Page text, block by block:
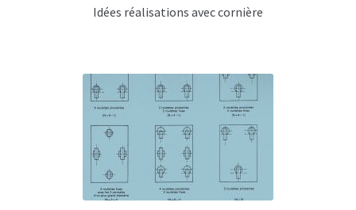
Cage rack 19 pouces
Accessoires rack 19 pouces
Glissières de rack & crémaillères
Ventilateurs pour flightcase
Idées réalisations avec cornière